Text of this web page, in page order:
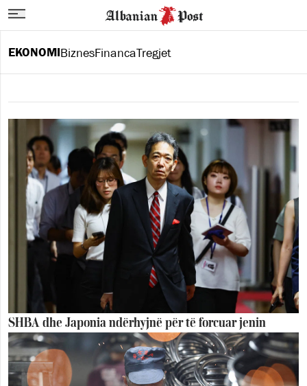
EKONOMIBiznesFinancaTregjet
SHBA dhe Japonia ndërhyjnë për të forcuar jenin